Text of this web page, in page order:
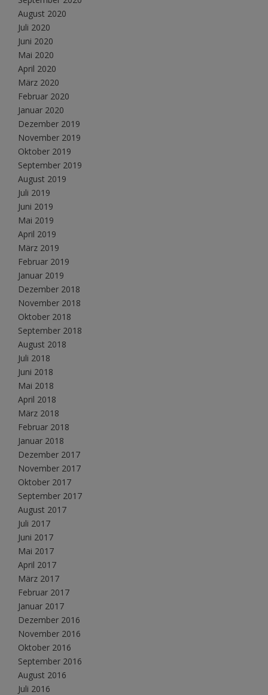
August 2020
Juli 2020
Juni 2020
Mai 2020
April 2020
März 2020
Februar 2020
Januar 2020
Dezember 2019
November 2019
Oktober 2019
September 2019
August 2019
Juli 2019
Juni 2019
Mai 2019
April 2019
März 2019
Februar 2019
Januar 2019
Dezember 2018
November 2018
Oktober 2018
September 2018
August 2018
Juli 2018
Juni 2018
Mai 2018
April 2018
März 2018
Februar 2018
Januar 2018
Dezember 2017
November 2017
Oktober 2017
September 2017
August 2017
Juli 2017
Juni 2017
Mai 2017
April 2017
März 2017
Februar 2017
Januar 2017
Dezember 2016
November 2016
Oktober 2016
September 2016
August 2016
Juli 2016